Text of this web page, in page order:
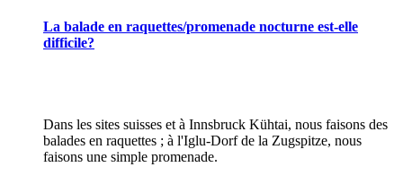
La balade en raquettes/promenade nocturne est-elle
difficile?
Dans les sites suisses et à Innsbruck Kühtai, nous faisons des
balades en raquettes ; à l'Iglu-Dorf de la Zugspitze, nous
faisons une simple promenade.